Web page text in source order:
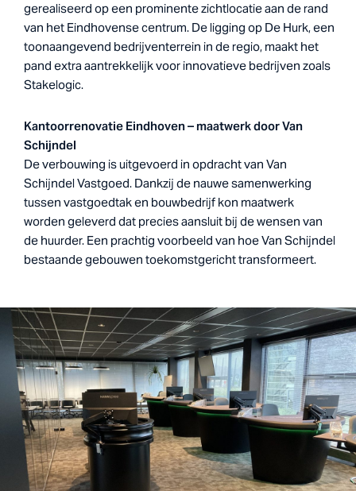
gerealiseerd op een prominente zichtlocatie aan de rand
van het Eindhovense centrum. De ligging op De Hurk, een
toonaangevend bedrijventerrein in de regio, maakt het
pand extra aantrekkelijk voor innovatieve bedrijven zoals
Stakelogic.
Kantoorrenovatie Eindhoven – maatwerk door Van
Schijndel
De verbouwing is uitgevoerd in opdracht van Van
Schijndel Vastgoed. Dankzij de nauwe samenwerking
tussen vastgoedtak en bouwbedrijf kon maatwerk
worden geleverd dat precies aansluit bij de wensen van
de huurder. Een prachtig voorbeeld van hoe Van Schijndel
bestaande gebouwen toekomstgericht transformeert.